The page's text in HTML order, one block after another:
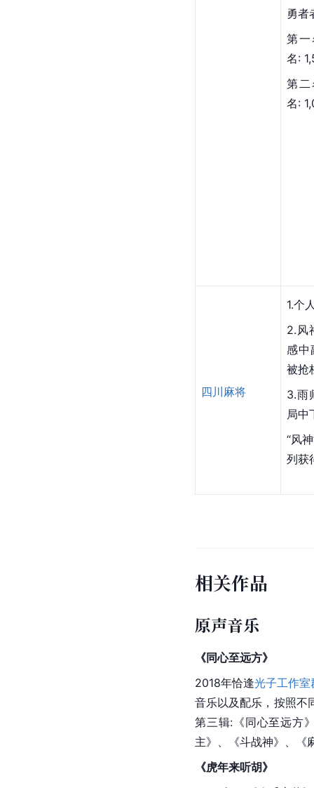
勇者
第
名:
第
名:
四川麻将
1.个
2.风
感中
被抢
3.雨
局中
“风
列获
相关作品
原声音乐
《同心至远方》
2018年恰逢光子工作室
音乐以及配乐，按照不
第三辑:《同心至远方
主》、《斗战神》、《
《虎年来听胡》